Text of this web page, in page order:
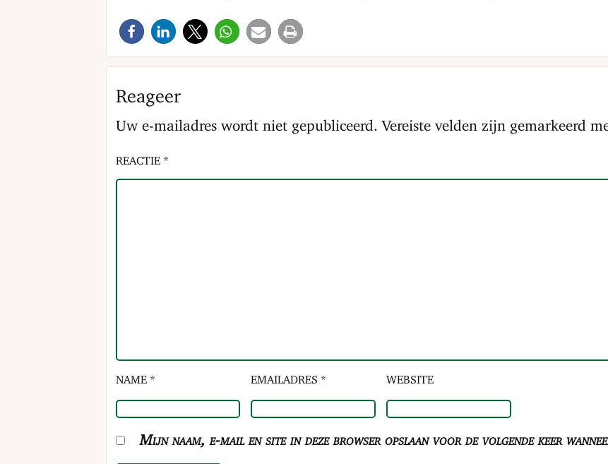
Reageer
Uw e-mailadres wordt niet gepubliceerd. Vereiste velden zijn gemarkeerd
REACTIE *
NAME * EMAILADRES * WEBSITE
Mijn naam, e-mail en site in deze browser opslaan voor de volgende keer